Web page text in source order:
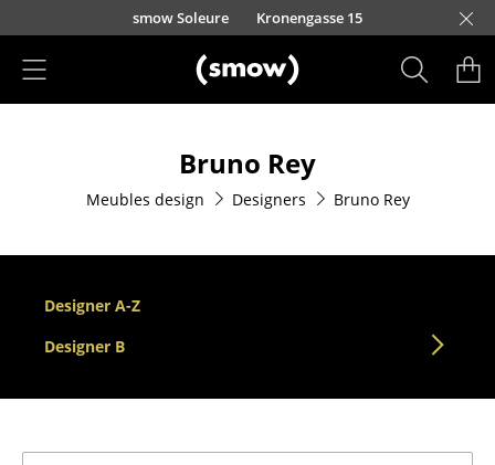
Accéder directement au contenu
smow Soleure Kronengasse 15
Chaises de cuisine & salle à manger
Canapés
Fauteuils
Fauteuils lounge
Bruno Rey
Meubles design Designers Bruno Rey
Designer A-Z
Designer B